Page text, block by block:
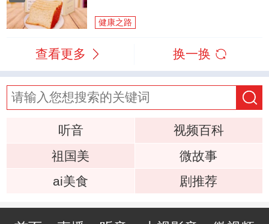
健康之路
查看更多 换一换
听音
视频百科
祖国美
微故事
ai美食
剧推荐